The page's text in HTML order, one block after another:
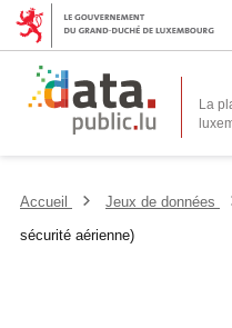
La
Accueil Jeux de données
sécurité aérienne)